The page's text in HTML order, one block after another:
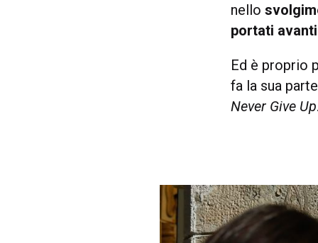
nello
portati
Ed è proprio
fa la sua
Never Give Up